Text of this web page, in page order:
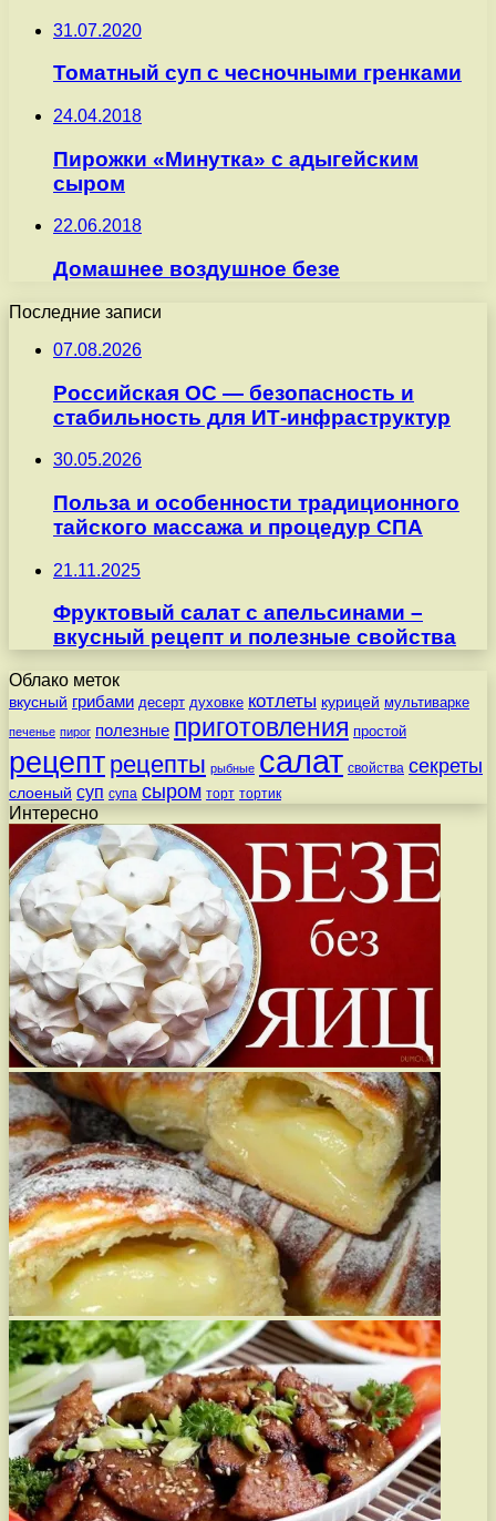
31.07.2020
Томатный суп с чесночными гренками
24.04.2018
Пирожки «Минутка» с адыгейским
сыром
22.06.2018
Домашнее воздушное безе
Последние записи
07.08.2026
Российская ОС — безопасность и
стабильность для ИТ-инфраструктур
30.05.2026
Польза и особенности традиционного
тайского массажа и процедур СПА
21.11.2025
Фруктовый салат с апельсинами –
вкусный рецепт и полезные свойства
Облако меток
вкусный грибами десерт духовке котлеты курицей мультиварке
печенье пирог полезные приготовления простой
рецепт рецепты рыбные салат свойства секреты
слоеный суп супа сыром торт тортик
Интересно